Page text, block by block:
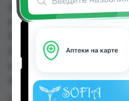
КОЛГЕЙТ ЗУБ.П.
можно купить или
Дору Фарм №20,
других городах
Цена: от8.00 TJS